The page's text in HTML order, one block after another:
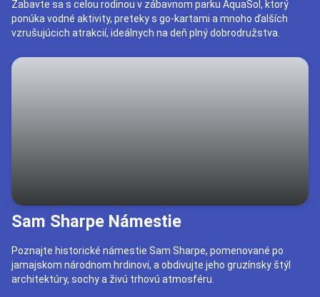
Zabavte sa s celou rodinou v zábavnom parku AquaSol, ktorý
ponúka vodné aktivity, preteky s go-kartami a mnoho ďalších
vzrušujúcich atrakcií, ideálnych na deň plný dobrodružstva.
Sam Sharpe Námestie
Poznajte historické námestie Sam Sharpe, pomenované po
jamajskom národnom hrdinovi, a obdivujte jeho gruzínsky štýl
architektúry, sochy a živú trhovú atmosféru.